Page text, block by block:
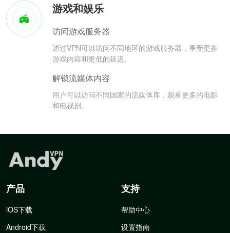
游戏和娱乐
访问游戏服务器
通过VPN可以访问不同地区的游戏服务器，享受更多
游戏内容和更低的延迟。
解锁流媒体内容
用户可以访问不同国家的流媒体库，观看更多的电影
和电视剧。
产品
iOS下载
Android下载
支持
帮助中心
设置指南